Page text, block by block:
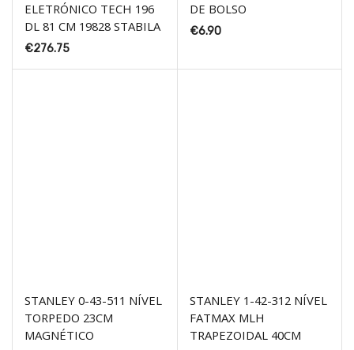
ELETRÓNICO TECH 196
DL 81 CM 19828 STABILA
€276.75
DE BOLSO
€6.90
STANLEY 0-43-511 NÍVEL
TORPEDO 23CM
MAGNÉTICO
STANLEY 1-42-312 NÍVEL
FATMAX MLH
TRAPEZOIDAL 40CM